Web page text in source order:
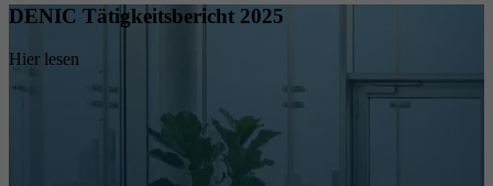
DENIC Tätigkeitsbericht 2025
Hier lesen